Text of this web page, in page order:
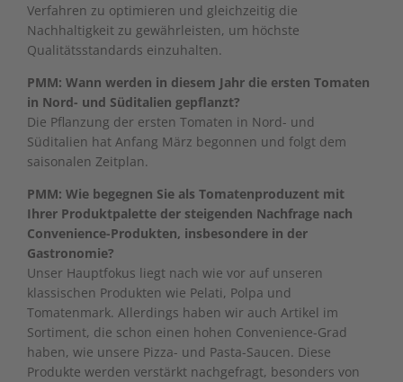
Verfahren zu optimieren und gleichzeitig die
Nachhaltigkeit zu gewährleisten, um höchste
Qualitätsstandards einzuhalten.
PMM: Wann werden in diesem Jahr die ersten Tomaten
in Nord- und Süditalien gepflanzt?
Die Pflanzung der ersten Tomaten in Nord- und
Süditalien hat Anfang März begonnen und folgt dem
saisonalen Zeitplan.
PMM: Wie begegnen Sie als Tomatenproduzent mit
Ihrer Produktpalette der steigenden Nachfrage nach
Convenience-Produkten, insbesondere in der
Gastronomie?
Unser Hauptfokus liegt nach wie vor auf unseren
klassischen Produkten wie Pelati, Polpa und
Tomatenmark. Allerdings haben wir auch Artikel im
Sortiment, die schon einen hohen Convenience-Grad
haben, wie unsere Pizza- und Pasta-Saucen. Diese
Produkte werden verstärkt nachgefragt, besonders von